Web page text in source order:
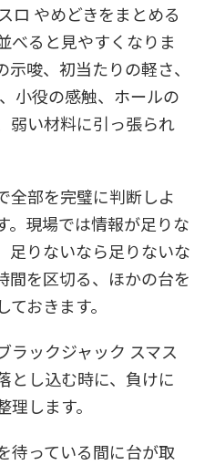
ロ やめどきをまとめる
べると見やすくなりま
唆、初当たりの軽さ、
小役の感触、ホールの
弱い材料に引っ張られ
全部を完璧に判断しよ
。現場では情報が足りな
足りないなら足りないな
間を区切る、ほかの台を
おきます。
ラックジャック スマス
とし込む時に、負けに
します。
待っている間に台が取